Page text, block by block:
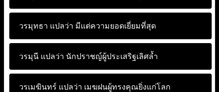
วรมุทธา แปลว่า มีแต่ความยอดเยี่ยมที่สุด
วรมุนี แปลว่า นักปราชญ์ผู้ประเสริฐเลิศล้ำ
วรเมฆินทร์ แปลว่า เมฆฝนผู้ทรงคุณยิ่งแก่โลก